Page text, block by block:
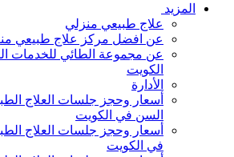
المزيد
علاج طبيعي منزلي
عن افضل مركز علاج طبيعي
عن مجموعة الطائي للخدمات
الكويت
الأدارة
أسعار وحجز جلسات العلاج
السن في الكويت
أسعار وحجز جلسات العلاج
في الكويت